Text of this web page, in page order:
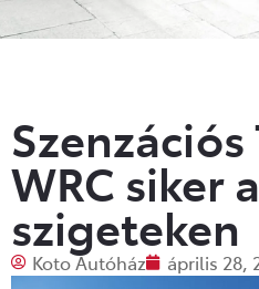
Szenzációs
WRC siker
szigeteken
Koto Autóház április 28,